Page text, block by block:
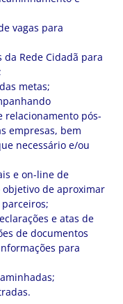
vagas para
Rede Cidadã para
metas;
relacionamento pós-
empresas, bem
necessário e/ou
e on-line de
de aproximar
e atas de
de documentos
para